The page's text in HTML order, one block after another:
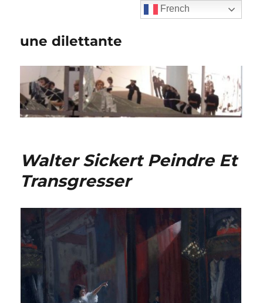
une dilettante
Walter Sickert Peindre Et
Transgresser
French